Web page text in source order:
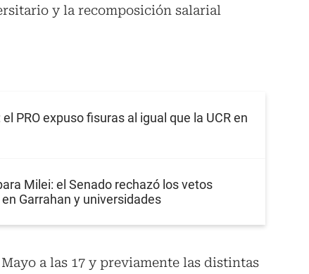
y la recomposición salarial
PRO expuso fisuras al igual que la UCR en
Milei: el Senado rechazó los vetos
Garrahan y universidades
a las 17 y previamente las distintas